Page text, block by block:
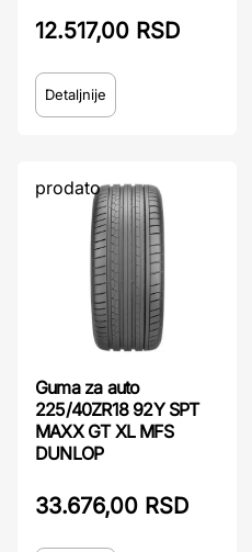
12.517,00 RSD
Detaljnije
prodato
Guma za auto
225/40ZR18 92Y SPT
MAXX GT XL MFS
DUNLOP
33.676,00 RSD